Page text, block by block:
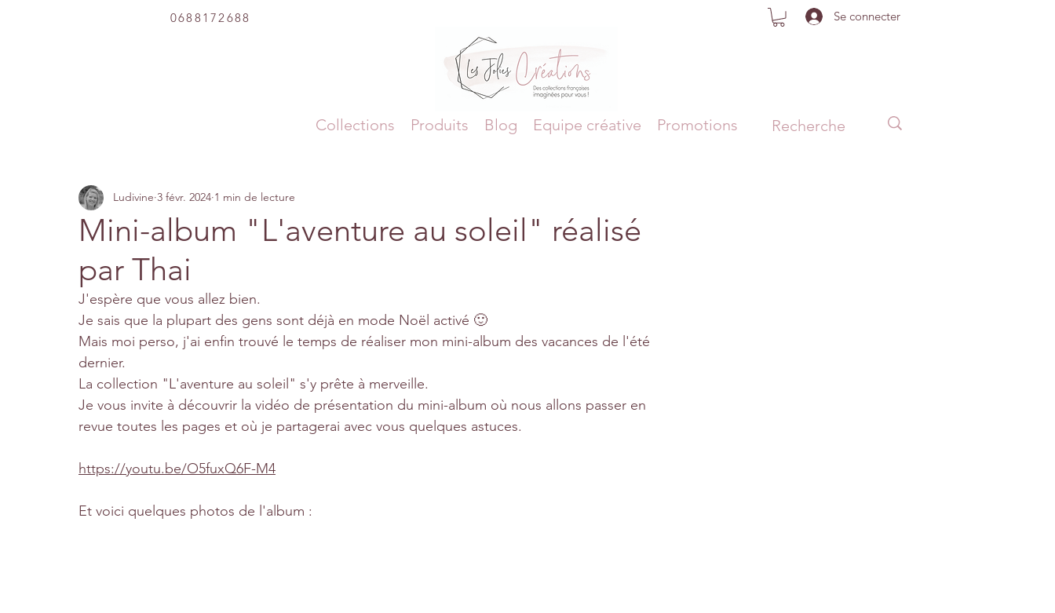
0688172688 Se connecter
Collections Produits Blog Equipe créative Promotions
Mini-album "L'aventure au soleil" réalisé
par Thai
Ludivine 3 févr. 2024 1 min de lecture
J'espère que vous allez bien.
Je sais que la plupart des gens sont déjà en mode Noël activé 🙂
Mais moi perso, j'ai enfin trouvé le temps de réaliser mon mini-album des vacances de l'été
dernier.
La collection "L'aventure au soleil" s'y prête à merveille.
Je vous invite à découvrir la vidéo de présentation du mini-album où nous allons passer en
revue toutes les pages et où je partagerai avec vous quelques astuces.
https://youtu.be/O5fuxQ6F-M4
Et voici quelques photos de l'album :